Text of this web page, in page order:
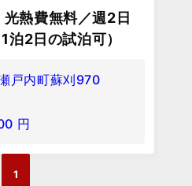
熱費無料／週2日
泊2日の試泊可）
戸内町蘇刈970
円
1